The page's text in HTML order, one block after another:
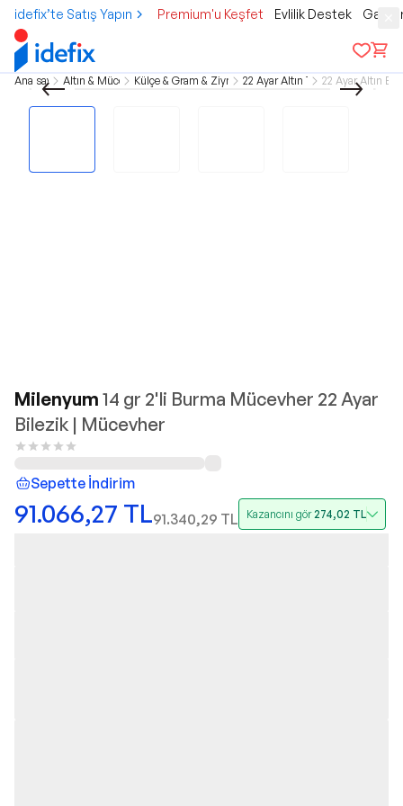
idefix’te Satış Yapın Premium'u Keşfet Evlilik Destek
Ana sayfa Altın & MücevherKülçe & Gram & Ziynet Altın22 Ayar Altın Takılar22 Ayar Altın
Milenyum 14 gr 2'li Burma Mücevher 22 Ayar
Bilezik | Mücevher
Sepette İndirim
91.066,27 TL91.340,29 TL Kazancını gör274,02 TL